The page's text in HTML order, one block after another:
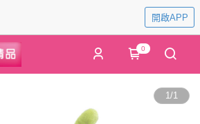
開啟APP
0
1/1